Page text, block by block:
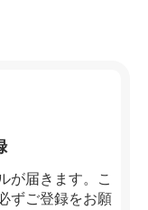
が届きます。こ
ずご登録をお願